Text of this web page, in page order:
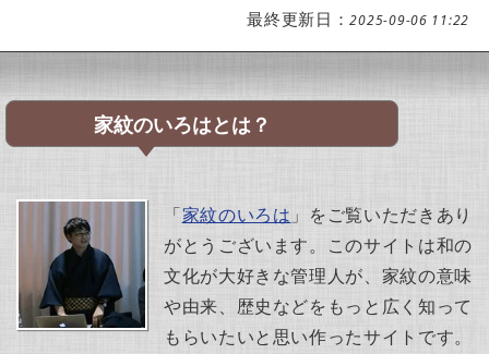
最終更新日：2025-09-06 11:22
家紋のいろはとは？
「家紋のいろは 」をご覧いただきあり
がとうございます。このサイトは和の
文化が大好きな管理人が、家紋の意味
や由来、歴史などをもっと広く知って
もらいたいと思い作ったサイトです。